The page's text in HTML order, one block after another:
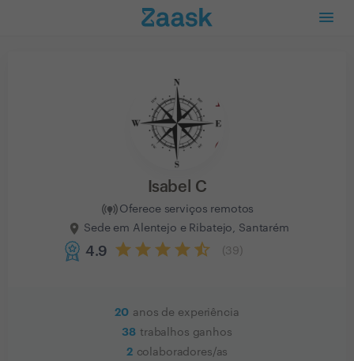
Isabel C
Oferece serviços remotos
Sede em Alentejo e Ribatejo, Santarém
4.9 39
20 anos de experiência
38 trabalhos ganhos
2 colaboradores/as